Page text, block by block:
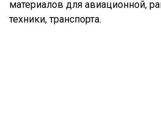
материалов для авиационной,
техники, транспорта.